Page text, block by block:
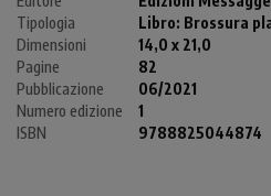
Tipologia
Libro: Brossura
Dimensioni
14,0 x 21,0
Pagine
82
Pubblicazione
06/2021
Numero edizione
1
ISBN
9788825044874